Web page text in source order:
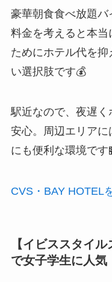
豪華朝食食べ放題
料金を考えると本
ためにホテル代を
い選択肢です💰
駅近なので、夜遅く
安心。周辺エリア
にも便利な環境です
CVS・BAY HOTEL
【イビススタイ
で女子学生に人気